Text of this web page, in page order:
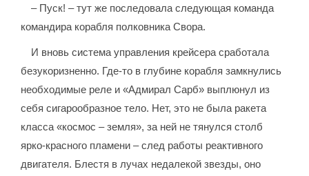
– Пуск! – тут же последовала следующая команда
командира корабля полковника Свора.
И вновь система управления крейсера сработала
безукоризненно. Где-то в глубине корабля замкнулись
необходимые реле и «Адмирал Сарб» выплюнул из
себя сигарообразное тело. Нет, это не была ракета
класса «космос – земля», за ней не тянулся столб
ярко-красного пламени – след работы реактивного
двигателя. Блестя в лучах недалекой звезды, оно